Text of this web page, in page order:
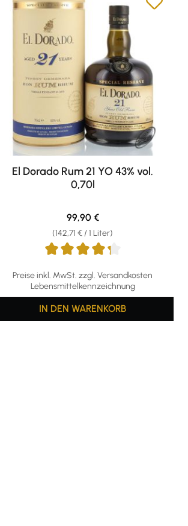
El Dorado Rum 21 YO 43% vol.
0,70l
Preise inkl. MwSt. zzgl. Versandkosten
Lebensmittelkennzeichnung
(142,71 € / 1 Liter)
Regulärer Preis:
99,90 €
IN DEN WARENKORB